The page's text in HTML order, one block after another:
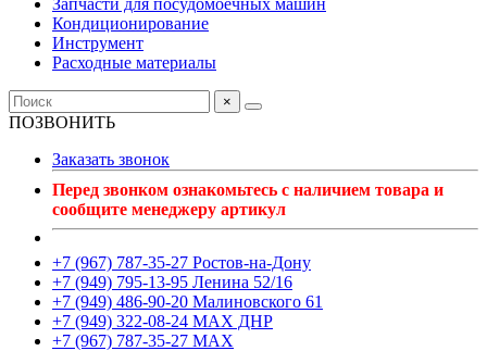
Запчасти для посудомоечных машин
Кондиционирование
Инструмент
Расходные материалы
×
ПОЗВОНИТЬ
Заказать звонок
Перед звонком ознакомьтесь с наличием товара и
сообщите менеджеру артикул
+7 (967) 787-35-27 Ростов-на-Дону
+7 (949) 795-13-95 Ленина 52/16
+7 (949) 486-90-20 Малиновского 61
+7 (949) 322-08-24 MAX ДНР
+7 (967) 787-35-27 MAX